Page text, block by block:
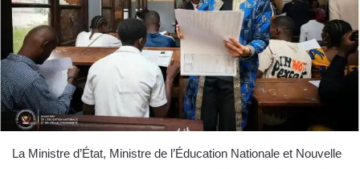
La Ministre d’État, Ministre de l’Éducation Nationale et Nouvelle